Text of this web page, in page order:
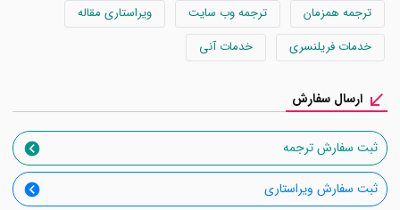
ترجمه همزمان
ترجمه وب سایت
ویراستاری مقاله
خدمات فریلنسری
خدمات آنی
ارسال سفارش
ثبت سفارش ترجمه
ثبت سفارش ویراستاری